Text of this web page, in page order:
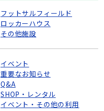
フットサルフィールド
ロッカーハウス
その他施設
イベント
重要なお知らせ
Q&A
SHOP・レンタル
イベント・その他の利用